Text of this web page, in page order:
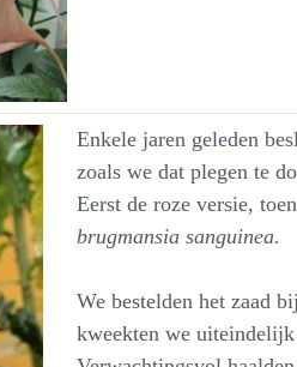
Enkele jaren geleden
zoals we dat plegen te
Eerst de roze versie,
brugmansia sanguinea.
We bestelden het zaad
kweekten we